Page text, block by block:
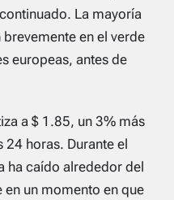
La mayoría
en el verde
europeas, antes de
a $ 1.85, un 3% más
24 horas. Durante el
ha caído alrededor del
un momento en que